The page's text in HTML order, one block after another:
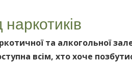
та алкогольної
всім, хто хоче